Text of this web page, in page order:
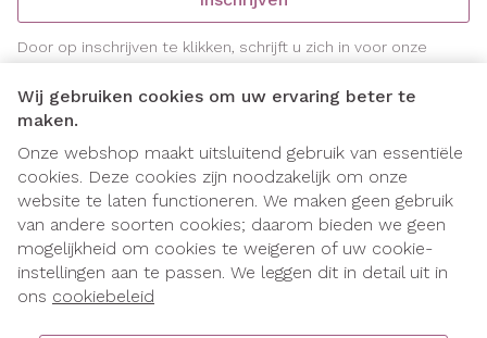
Wij gebruiken cookies om uw ervaring beter te
maken.
Onze webshop maakt uitsluitend gebruik van essentiële
cookies. Deze cookies zijn noodzakelijk om onze
website te laten functioneren. We maken geen gebruik
van andere soorten cookies; daarom bieden we geen
mogelijkheid om cookies te weigeren of uw cookie-
instellingen aan te passen. We leggen dit in detail uit in
ons cookiebeleid
Door op inschrijven te klikken, schrijft u zich in voor onze
nieuwsbrief en gaat u akkoord met onzeprivacy policy.
Juridische links